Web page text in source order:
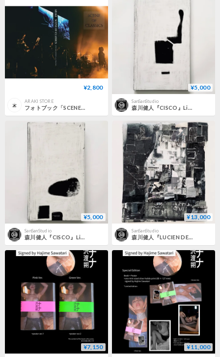
¥2,800
ARAKI STORE
フォトブック「SCENE OF CLASSICS」デジタル版
¥5,000
SanSanStudio
森川健人『CISCO』Limited edition of 20(Tenderloin Cuts)1/10
¥5,000
SanSanStudio
森川健人『CISCO』Limited edition of 1(Lost Demo)
¥13,000
SanSanStudio
森川健人『LUCIEN DEUX』Limited edition of 1(OLD SCHOOL PARISIAN DEUX)
¥7,150 ¥11,000